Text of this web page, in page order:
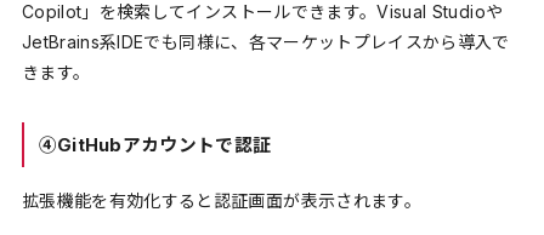
Copilot」を検索してインストールできます。Visual Studioや
JetBrains系IDEでも同様に、各マーケットプレイスから導入で
きます。
④GitHubアカウントで認証
拡張機能を有効化すると認証画面が表示されます。